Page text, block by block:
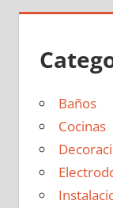
Baños
Cocinas